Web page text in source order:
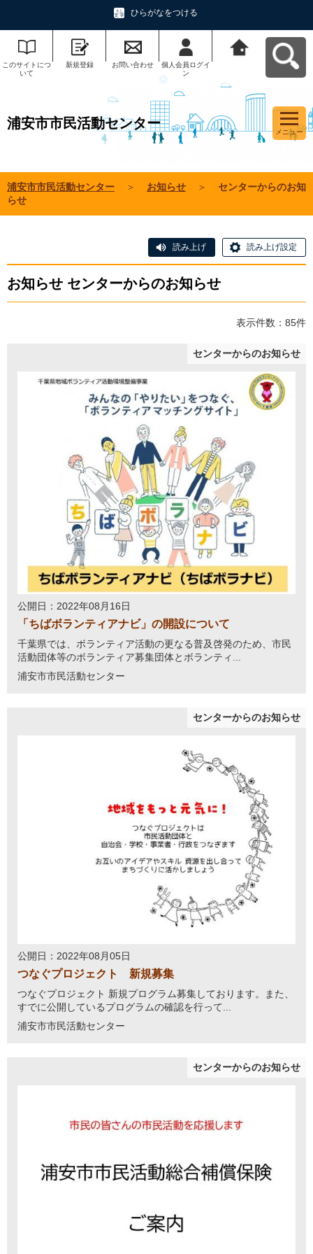
ひらがなをつける
このサイトにつ
いて
新規登録 お問い合わせ
個人会員ログイ
ン
浦安市市民活動センター
メニュー
浦安市市民活動センター ＞ お知らせ ＞
センターからのお知
らせ
読み上げ 読み上げ設定
お知らせ センターからのお知らせ
表示件数：85件
センターからのお知らせ
公開日：2022年08月16日
「ちばボランティアナビ」の開設について
千葉県では、ボランティア活動の更なる普及啓発のため、市民
活動団体等のボランティア募集団体とボランティ...
浦安市市民活動センター
センターからのお知らせ
公開日：2022年08月05日
つなぐプロジェクト 新規募集
つなぐプロジェクト 新規プログラム募集しております。また、
すでに公開しているプログラムの確認を行って...
浦安市市民活動センター
センターからのお知らせ